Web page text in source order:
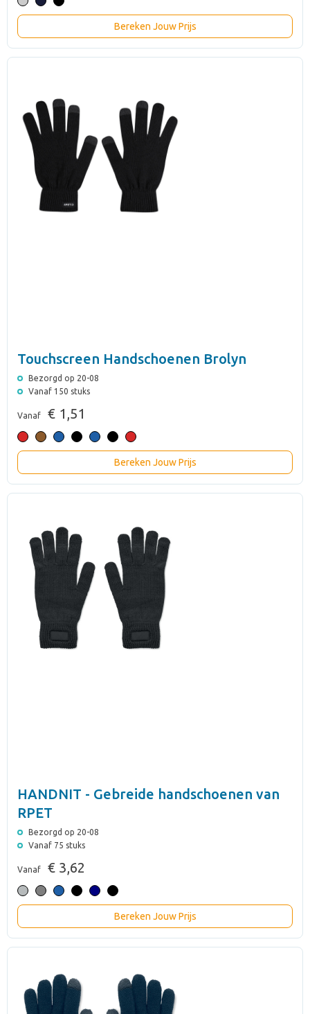
Bereken Jouw Prijs
Touchscreen Handschoenen Brolyn
Bezorgd op 20-08
Vanaf 150 stuks
Vanaf € 1,51
Bereken Jouw Prijs
HANDNIT - Gebreide handschoenen van
RPET
Bezorgd op 20-08
Vanaf 75 stuks
Vanaf € 3,62
Bereken Jouw Prijs